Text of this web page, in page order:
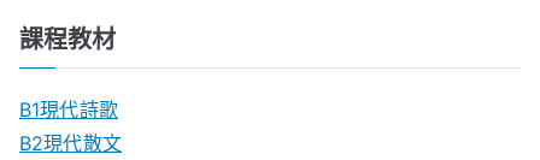
課程教材
B1現代詩歌
B2現代散文